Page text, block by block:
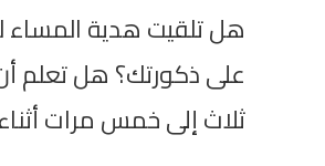
هل تلقيت هدية المساء
على ذكورتك؟ هل تعلم
ثلاث إلى خمس مرات